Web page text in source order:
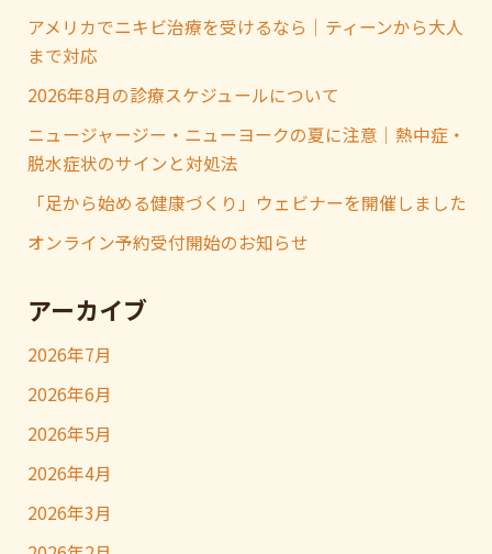
アメリカでニキビ治療を受けるなら｜ティーンから大人
まで対応
2026年8月の診療スケジュールについて
ニュージャージー・ニューヨークの夏に注意｜熱中症・
脱水症状のサインと対処法
「足から始める健康づくり」ウェビナーを開催しました
オンライン予約受付開始のお知らせ
アーカイブ
2026年7月
2026年6月
2026年5月
2026年4月
2026年3月